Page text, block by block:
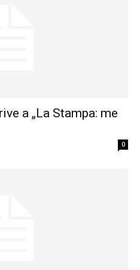
a „La Stampa: me
0